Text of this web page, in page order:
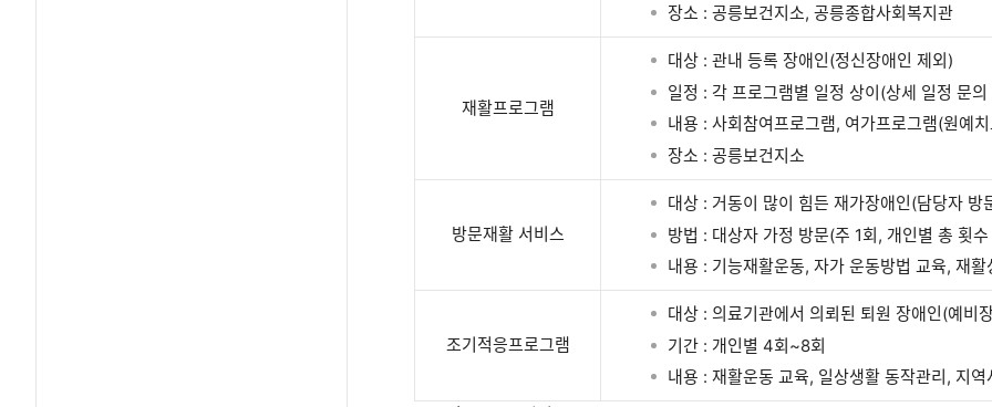
장소 : 공릉보건지소, 공릉종합사회복지관
재활프로그램
대상 : 관내 등록 장애인(정신장애인 제외)
일정 : 각 프로그램별 일정 상이(상세 일정 문
내용 : 사회참여프로그램, 여가프로그램(원예
장소 : 공릉보건지소
방문재활 서비스
대상 : 거동이 많이 힘든 재가장애인(담당자 방
방법 : 대상자 가정 방문(주 1회, 개인별 총 횟
내용 : 기능재활운동, 자가 운동방법 교육, 재활
조기적응프로그램
대상 : 의료기관에서 의뢰된 퇴원 장애인(예비
기간 : 개인별 4회~8회
내용 : 재활운동 교육, 일상생활 동작관리, 지